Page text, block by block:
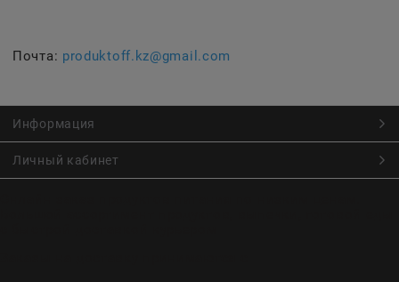
Почта: produktoff.kz@gmail.com
Информация
Личный кабинет